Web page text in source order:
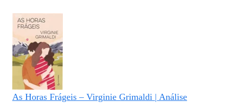
As Horas Frágeis – Virginie Grimaldi | Análise